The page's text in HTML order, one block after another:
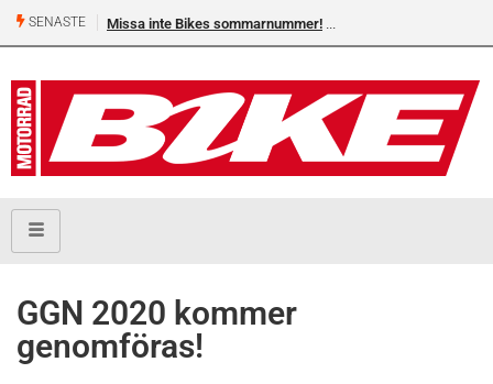
SENASTE Missa inte Bikes sommarnummer!
GGN 2020 kommer
genomföras!